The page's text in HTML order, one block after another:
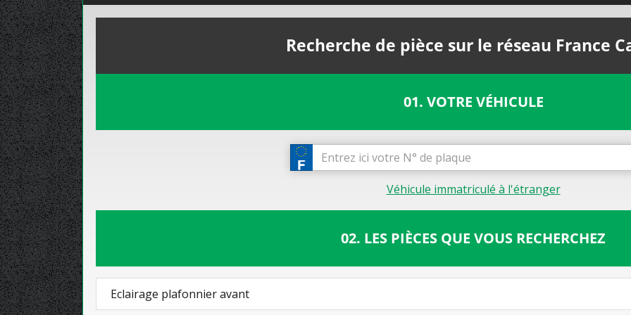
Recherche de pièce sur le réseau France
01. VOTRE VÉHICULE
Véhicule immatriculé à l'étranger
02. LES PIÈCES QUE VOUS RECHERCHEZ
Eclairage plafonnier avant